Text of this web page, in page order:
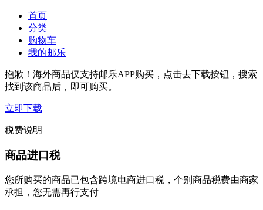
首页
分类
购物车
我的邮乐
抱歉！海外商品仅支持邮乐APP购买，点击去下载按钮，搜索
找到该商品后，即可购买。
立即下载
税费说明
商品进口税
您所购买的商品已包含跨境电商进口税，个别商品税费由商家
承担，您无需再行支付